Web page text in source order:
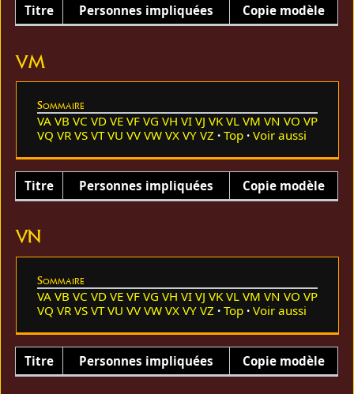
Titre Personnes impliquées Copie modèle
VM
Sommaire
VA VB VC VD VE VF VG VH VI VJ VK VL VM VN VO VP
VQ VR VS VT VU VV VW VX VY VZ Top Voir aussi
Titre Personnes impliquées Copie modèle
VN
Sommaire
VA VB VC VD VE VF VG VH VI VJ VK VL VM VN VO VP
VQ VR VS VT VU VV VW VX VY VZ Top Voir aussi
Titre Personnes impliquées Copie modèle